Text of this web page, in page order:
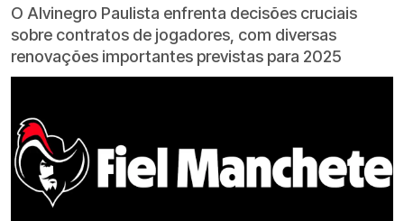
O Alvinegro Paulista enfrenta decisões cruciais
sobre contratos de jogadores, com diversas
renovações importantes previstas para 2025